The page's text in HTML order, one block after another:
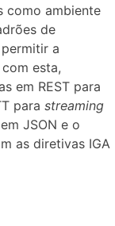
como ambiente
de
a
esta,
em REST para
para streaming
JSON e o
as diretivas IGA